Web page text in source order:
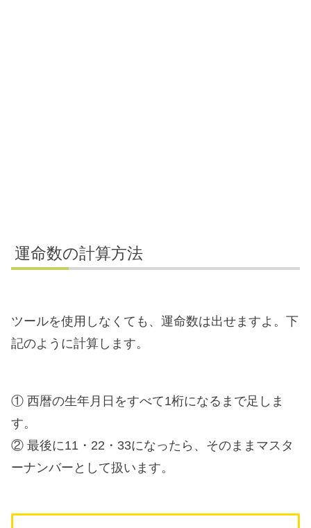
運命数の計算方法
ツールを使用しなくても、運命数は出せますよ。下
記のように計算します。
① 西暦の生年月日をすべて1桁になるまで足しま
す。
② 最後に11・22・33になったら、そのままマスタ
ーナンバーとして扱います。